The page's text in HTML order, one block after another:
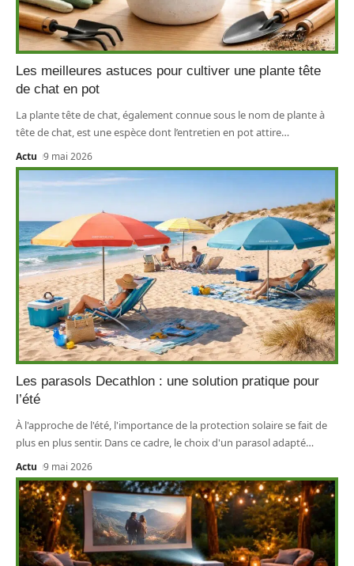
Les meilleures astuces pour cultiver une plante tête
de chat en pot
La plante tête de chat, également connue sous le nom de plante à
tête de chat, est une espèce dont l’entretien en pot attire…
Actu 9 mai 2026
Les parasols Decathlon : une solution pratique pour
l’été
À l'approche de l'été, l'importance de la protection solaire se fait de
plus en plus sentir. Dans ce cadre, le choix d'un parasol adapté…
Actu 9 mai 2026